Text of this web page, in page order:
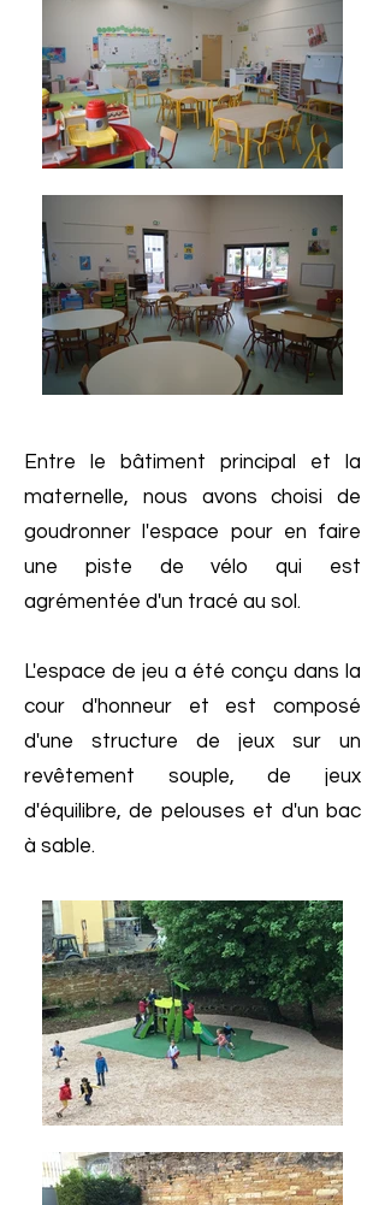
Entre le bâtiment principal et la
maternelle, nous avons choisi de
goudronner l'espace pour en faire
une piste de vélo qui est
agrémentée d'un tracé au sol.
L'espace de jeu a été conçu dans la
cour d'honneur et est composé
d'une structure de jeux sur un
revêtement souple, de jeux
d'équilibre, de pelouses et d'un bac
à sable.